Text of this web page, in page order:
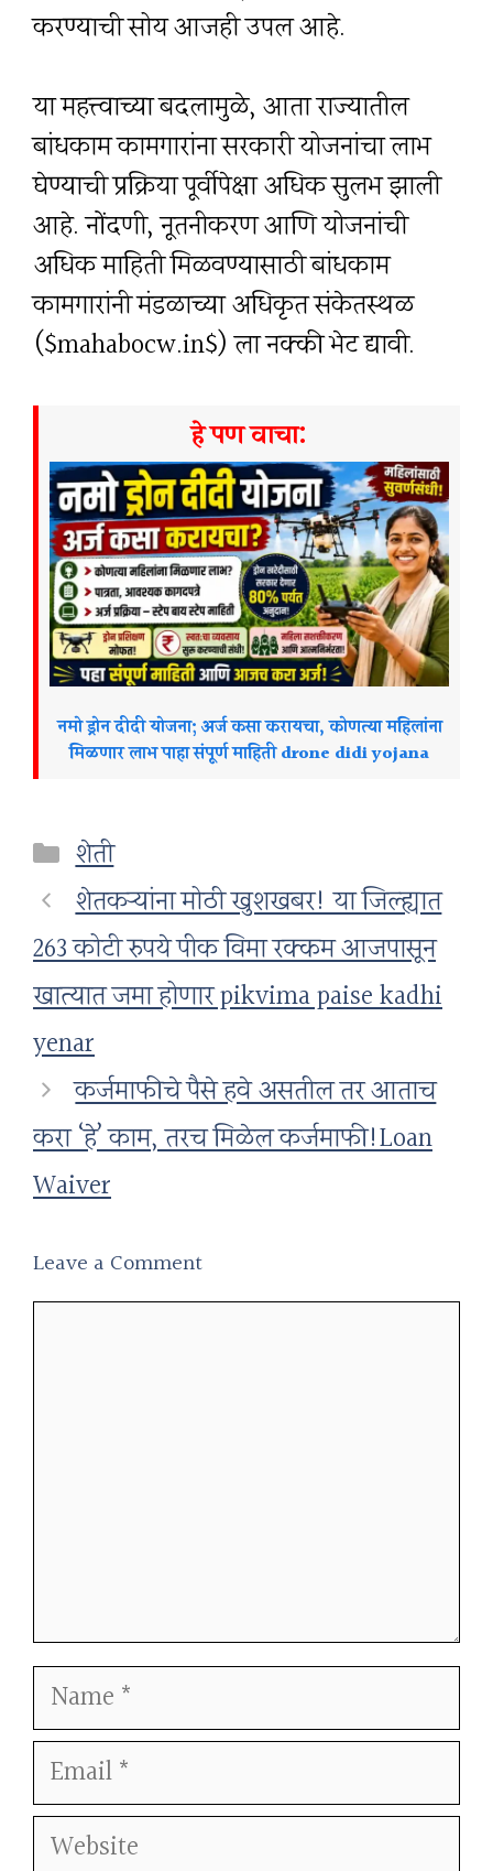
करण्याची सोय आजही उपलब्ध आहे.
या महत्त्वाच्या बदलामुळे, आता राज्यातील
बांधकाम कामगारांना सरकारी योजनांचा लाभ
घेण्याची प्रक्रिया पूर्वीपेक्षा अधिक सुलभ झाली
आहे. नोंदणी, नूतनीकरण आणि योजनांची
अधिक माहिती मिळवण्यासाठी बांधकाम
कामगारांनी मंडळाच्या अधिकृत संकेतस्थळ
($mahabocw.in$) ला नक्की भेट द्यावी.
हे पण वाचा:
नमो ड्रोन दीदी योजना; अर्ज कसा करायचा, कोणत्या महिलांना
मिळणार लाभ पाहा संपूर्ण माहिती drone didi yojana
Categories
शेती
शेतकऱ्यांना मोठी खुशखबर! या जिल्ह्यात
263 कोटी रुपये पीक विमा रक्कम आजपासून
खात्यात जमा होणार pikvima paise kadhi
yenar
कर्जमाफीचे पैसे हवे असतील तर आताच
करा ‘हे’ काम, तरच मिळेल कर्जमाफी!Loan
Waiver
Leave a Comment
Name
Email
Website